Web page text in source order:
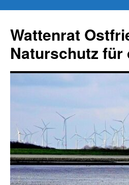
springen
Wattenrat
Naturschutz für